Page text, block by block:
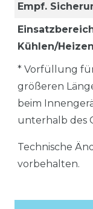
Empf.
Kühlen/Heizen
* Vorfüllung
größeren
beim
unterhalb des
Technische
vorbehalten.